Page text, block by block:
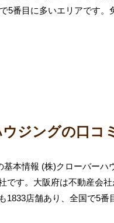
5番目に多いエリアです。
ジングの口コ
基本情報 (株)クローバーハ
です。大阪府は不動産会
1833店舗あり、全国で5番